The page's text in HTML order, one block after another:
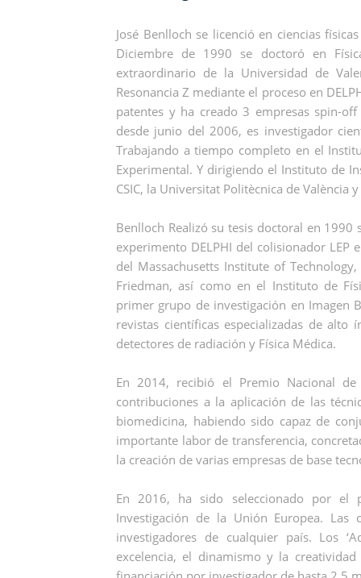
José Benlloch se licenció en ciencias
Diciembre de 1990 se doctoró en
extraordinario de la Universidad de
Resonancia Z mediante el proceso en
patentes y ha creado 3 empresas spin-
desde junio del 2006, es investigador
Trabajando a tiempo completo en el
Experimental. Y dirigiendo el Instituto de
CSIC, la Universitat Politècnica de València y
Benlloch Realizó su tesis doctoral en
experimento DELPHI del colisionador LEP
del Massachusetts Institute of
Friedman, así como en el Instituto de
primer grupo de investigación en Imagen
revistas científicas especializadas de alto
detectores de radiación y Física Médica.
En 2014, recibió el Premio Nacional de
contribuciones a la aplicación de las
biomedicina, habiendo sido capaz de
importante labor de transferencia,
la creación de varias empresas de base
En 2016, ha sido seleccionado por el
Investigación de la Unión Europea.
investigadores de cualquier país. Los
excelencia, el dinamismo y la